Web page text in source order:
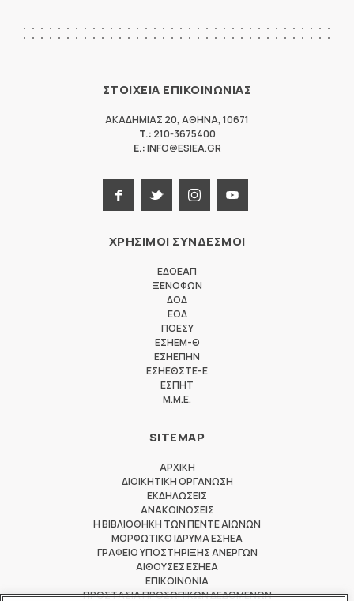
ΣΤΟΙΧΕΙΑ ΕΠΙΚΟΙΝΩΝΙΑΣ
ΑΚΑΔΗΜΙΑΣ 20, ΑΘΗΝΑ, 10671
T.: 210-3675400
E.:INFO@ESIEA.GR
ΧΡΗΣΙΜΟΙ ΣΥΝΔΕΣΜΟΙ
ΕΔΟΕΑΠ
ΞΕΝΟΦΩΝ
ΔΟΔ
ΕΟΔ
ΠΟΕΣΥ
ΕΣΗΕΜ-Θ
ΕΣΗΕΠΗΝ
ΕΣΗΕΘΣΤΕ-Ε
ΕΣΠΗΤ
M.M.E.
SITEMAP
ΑΡΧΙΚΗ
ΔΙΟΙΚΗΤΙΚΗ ΟΡΓΑΝΩΣΗ
ΕΚΔΗΛΩΣΕΙΣ
ΑΝΑΚΟΙΝΩΣΕΙΣ
Η ΒΙΒΛΙΟΘΗΚΗ ΤΩΝ ΠΕΝΤΕ ΑΙΩΝΩΝ
ΜΟΡΦΩΤΙΚΟ ΙΔΡΥΜΑ ΕΣΗΕΑ
ΓΡΑΦΕΙΟ ΥΠΟΣΤΗΡΙΞΗΣ ΑΝΕΡΓΩΝ
ΑΙΘΟΥΣΕΣ ΕΣΗΕΑ
ΕΠΙΚΟΙΝΩΝΙΑ
ΠΡΟΣΤΑΣΙΑ ΠΡΟΣΩΠΙΚΩΝ ΔΕΔΟΜΕΝΩΝ